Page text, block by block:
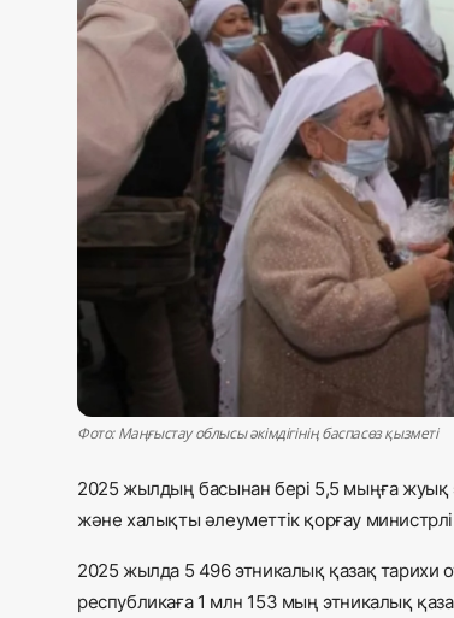
Жаңалықтар
Журналистік зерттеу
Қазақ тілі
Фото: Маңғыстау облысы әкімдігінің баспасөз қызметі
2025 жылдың басынан бері 5,5 мыңға жуық
және халықты әлеуметтік қорғау
2025 жылда 5 496 этникалық қазақ тарихи
республикаға 1 млн 153 мың этникалық